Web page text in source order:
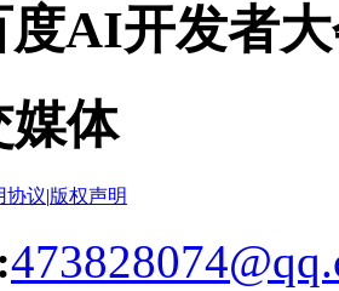
度AI开发者
媒体
协议|版权声明